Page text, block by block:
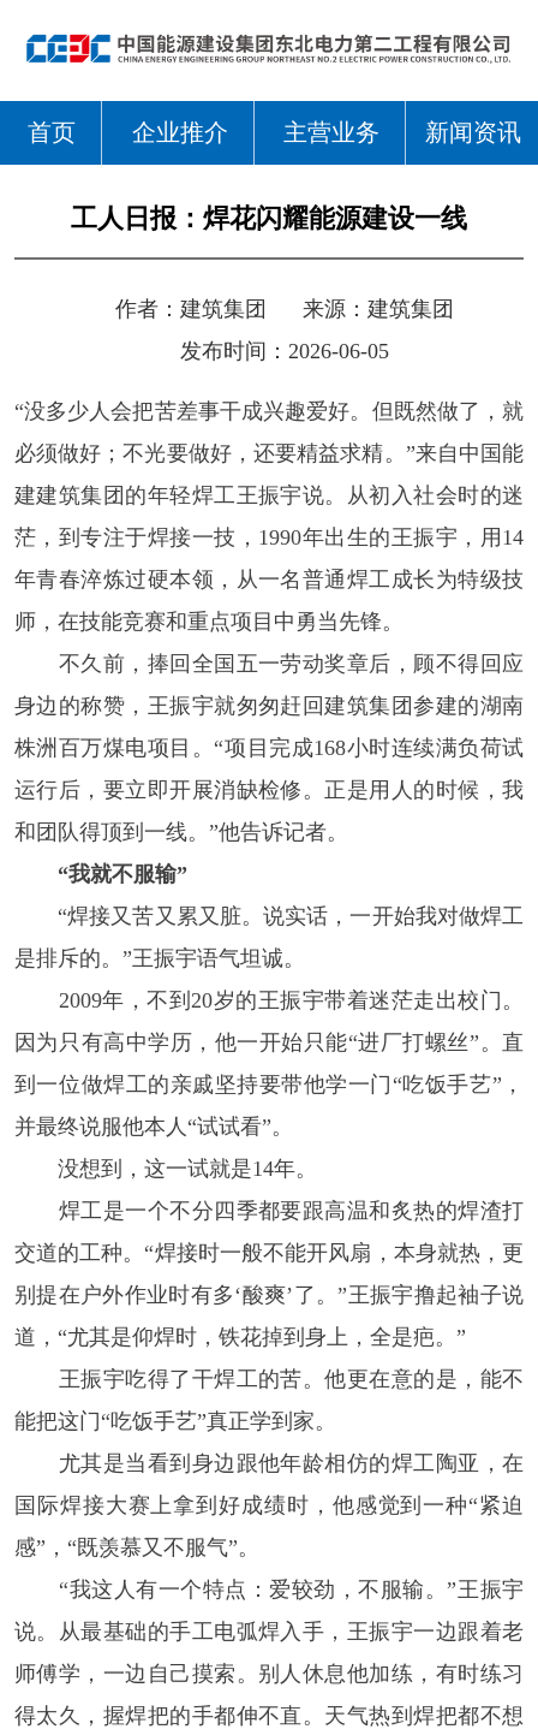
首页 企业推介 主营业务 新闻资讯
工人日报：焊花闪耀能源建设一线
作者： 建筑集团 来源： 建筑集团
发布时间：2026-06-05
“没多少人会把苦差事干成兴趣爱好。但既然做了，就
必须做好；不光要做好，还要精益求精。”来自中国能
建建筑集团的年轻焊工王振宇说。从初入社会时的迷
茫，到专注于焊接一技，1990年出生的王振宇，用14
年青春淬炼过硬本领，从一名普通焊工成长为特级技
师，在技能竞赛和重点项目中勇当先锋。
不久前，捧回全国五一劳动奖章后，顾不得回应
身边的称赞，王振宇就匆匆赶回建筑集团参建的湖南
株洲百万煤电项目。“项目完成168小时连续满负荷试
运行后，要立即开展消缺检修。正是用人的时候，我
和团队得顶到一线。”他告诉记者。
“我就不服输”
“焊接又苦又累又脏。说实话，一开始我对做焊工
是排斥的。”王振宇语气坦诚。
2009年，不到20岁的王振宇带着迷茫走出校门。
因为只有高中学历，他一开始只能“进厂打螺丝”。直
到一位做焊工的亲戚坚持要带他学一门“吃饭手艺”，
并最终说服他本人“试试看”。
没想到，这一试就是14年。
焊工是一个不分四季都要跟高温和炙热的焊渣打
交道的工种。“焊接时一般不能开风扇，本身就热，更
别提在户外作业时有多‘酸爽’了。”王振宇撸起袖子说
道，“尤其是仰焊时，铁花掉到身上，全是疤。”
王振宇吃得了干焊工的苦。他更在意的是，能不
能把这门“吃饭手艺”真正学到家。
尤其是当看到身边跟他年龄相仿的焊工陶亚，在
国际焊接大赛上拿到好成绩时，他感觉到一种“紧迫
感”，“既羡慕又不服气”。
“我这人有一个特点：爱较劲，不服输。”王振宇
说。从最基础的手工电弧焊入手，王振宇一边跟着老
师傅学，一边自己摸索。别人休息他加练，有时练习
得太久，握焊把的手都伸不直。天气热到焊把都不想